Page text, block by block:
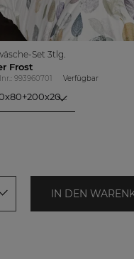
Set 3tlg.
Frost
993960701 Verfügbar
2X40x80+200x200cm
IN DEN